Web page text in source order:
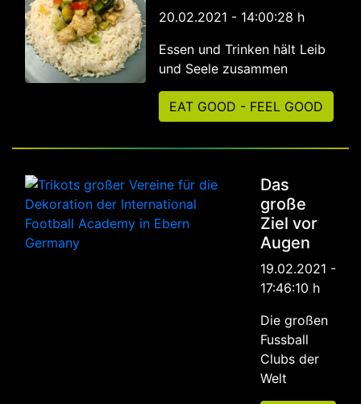
20.02.2021 - 14:00:28 h
Essen und Trinken hält Leib
und Seele zusammen
EAT GOOD - FEEL GOOD
Das
große
Ziel vor
Augen
19.02.2021 -
17:46:10 h
Die großen
Fussball
Clubs der
Welt